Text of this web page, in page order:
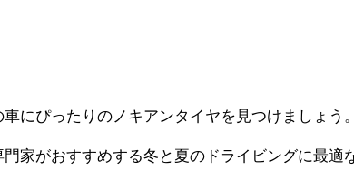
にぴったりのノキアンタイヤを見つけましょう。
門家がおすすめする冬と夏のドライビングに最適